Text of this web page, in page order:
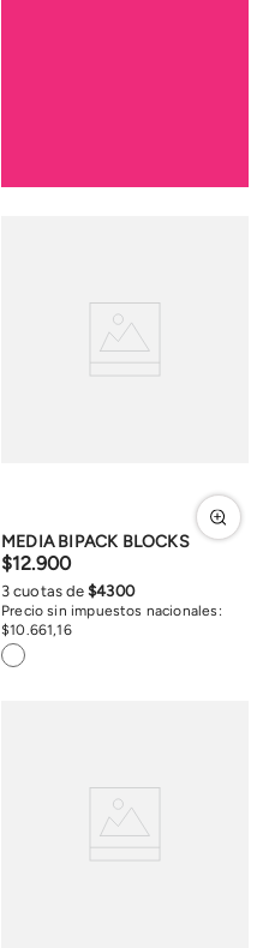
MEDIA BIPACK BLOCKS
$12.900
Precio sin impuestos nacionales:
$10 661,16
3 cuotas de$4300